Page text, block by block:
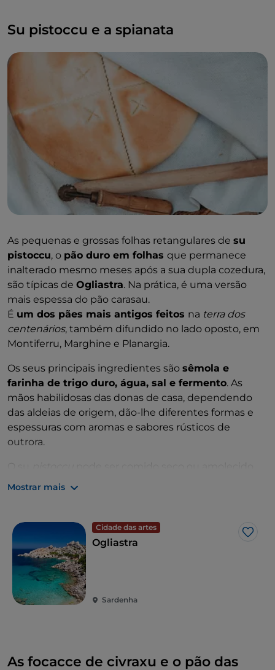
Su pistoccu e a spianata
As pequenas e grossas folhas retangulares de su
pistoccu, o pão duro em folhas que permanece
inalterado mesmo meses após a sua dupla cozedura,
são típicas de Ogliastra. Na prática, é uma versão
mais espessa do pão carasau.
É um dos pães mais antigos feitos na terra dos
centenários, também difundido no lado oposto, em
Montiferru, Marghine e Planargia.
Os seus principais ingredientes são sêmola e
farinha de trigo duro, água, sal e fermento. As
mãos habilidosas das donas de casa, dependendo
das aldeias de origem, dão-lhe diferentes formas e
espessuras com aromas e sabores rústicos de
outrora.
com água, para acompanhar presunto, bacon,
Outro pão fino, mas muito mais macio, é a
típica de Ozieri, com algumas variações: em Busachi
e Bonorva é chamado
fresa.
Em qualquer caso, tem a forma de uma schiacciata
redonda fina cozida duas vezes no forno muito
Mostrar mais
Cidade das artes
Ogliastra
Sardenha
As focacce de civraxu e o pão das